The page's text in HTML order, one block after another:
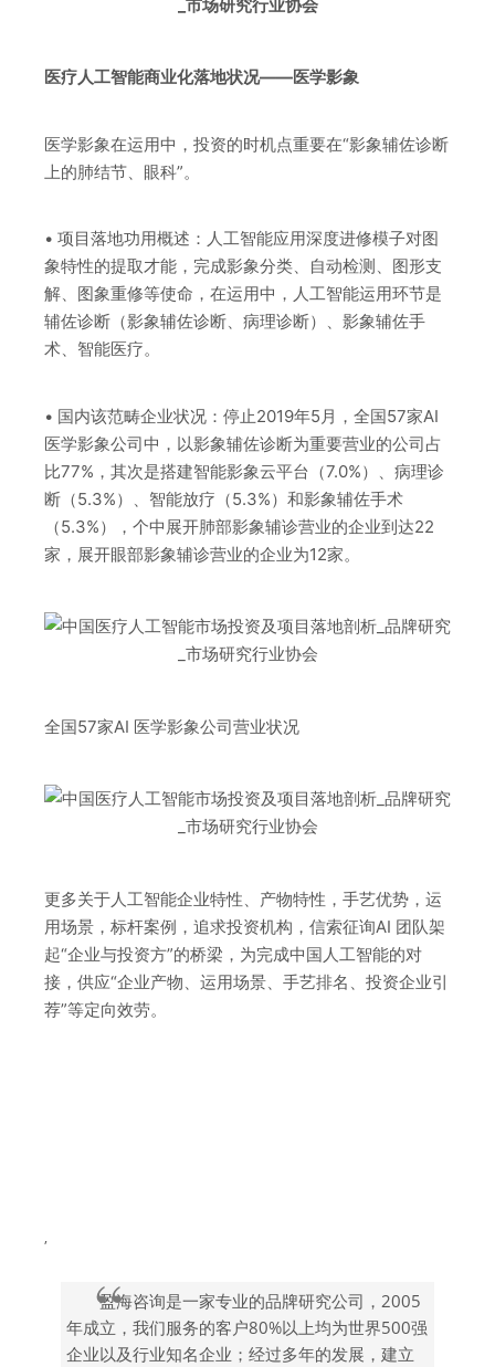
医疗人工智能商业化落地状况——医学影象
医学影象在运用中，投资的时机点重要在“影象辅佐诊断
上的肺结节、眼科”。
• 项目落地功用概述：人工智能应用深度进修模子对图
象特性的提取才能，完成影象分类、自动检测、图形支
解、图象重修等使命，在运用中，人工智能运用环节是
辅佐诊断（影象辅佐诊断、病理诊断）、影象辅佐手
术、智能医疗。
• 国内该范畴企业状况：停止2019年5月，全国57家AI
医学影象公司中，以影象辅佐诊断为重要营业的公司占
比77%，其次是搭建智能影象云平台（7.0%）、病理诊
断（5.3%）、智能放疗（5.3%）和影象辅佐手术
（5.3%），个中展开肺部影象辅诊营业的企业到达22
家，展开眼部影象辅诊营业的企业为12家。
全国57家AI 医学影象公司营业状况
更多关于人工智能企业特性、产物特性，手艺优势，运
用场景，标杆案例，追求投资机构，信索征询AI 团队架
起“企业与投资方”的桥梁，为完成中国人工智能的对
接，供应“企业产物、运用场景、手艺排名、投资企业引
荐”等定向效劳。
,
盈海咨询是一家专业的品牌研究公司，2005
年成立，我们服务的客户80%以上均为世界500强
企业以及行业知名企业；经过多年的发展，建立